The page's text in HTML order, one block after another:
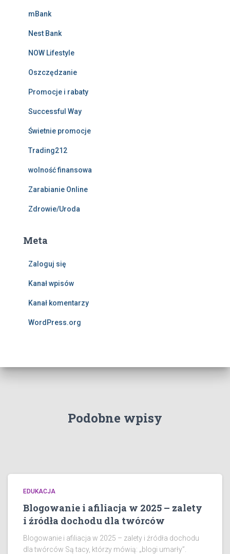
mBank
Nest Bank
NOW Lifestyle
Oszczędzanie
Promocje i rabaty
Successful Way
Świetnie promocje
Trading212
wolność finansowa
Zarabianie Online
Zdrowie/Uroda
Meta
Zaloguj się
Kanał wpisów
Kanał komentarzy
WordPress.org
Podobne wpisy
EDUKACJA
Blogowanie i afiliacja w 2025 – zalety
i źródła dochodu dla twórców
Blogowanie i afiliacja w 2025 – zalety i źródła dochodu
dla twórców Są tacy, którzy mówią: „blogi umarły”.